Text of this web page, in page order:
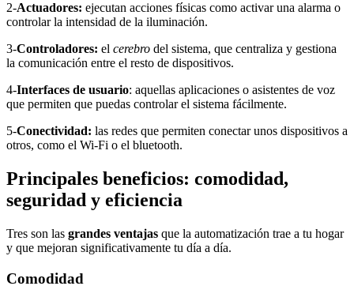
2-Actuadores: ejecutan acciones físicas como activar una alarma o
controlar la intensidad de la iluminación.
3-Controladores: el cerebro del sistema, que centraliza y gestiona
la comunicación entre el resto de dispositivos.
4-Interfaces de usuario: aquellas aplicaciones o asistentes de voz
que permiten que puedas controlar el sistema fácilmente.
5-Conectividad: las redes que permiten conectar unos dispositivos a
otros, como el Wi-Fi o el bluetooth.
Principales beneficios: comodidad,
seguridad y eficiencia
Tres son las grandes ventajas que la automatización trae a tu hogar
y que mejoran significativamente tu día a día.
Comodidad